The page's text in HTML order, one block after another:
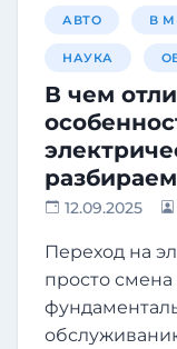
АВТО В
НАУКА
В чем
12.09.2025
Переход на
просто смена